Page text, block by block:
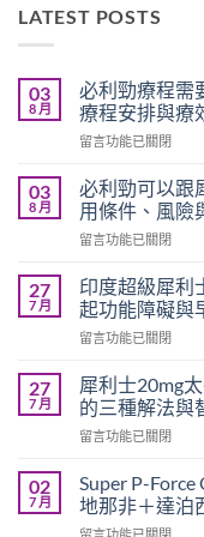
LATEST POSTS
03
8 月
必利勁療程需
療程安排與療
在
利
勁
療
程
要
多
久？
完
指
南：
港
性
必
讀
留言功能已關閉
03
8 月
必利勁可以跟
用條件、風險
在
利
勁
可
以
犀
利
士
一
吃
嗎？
留言功能已關閉
27
7 月
印度超級犀利
起功能障礙與
在
度
超
級
犀
士
全
留言功能已關閉
27
7 月
犀利士20mg
的三種解法與
在
利
士
20mg
留言功能已關閉
02
7 月
Super P-
地那非＋達泊
在